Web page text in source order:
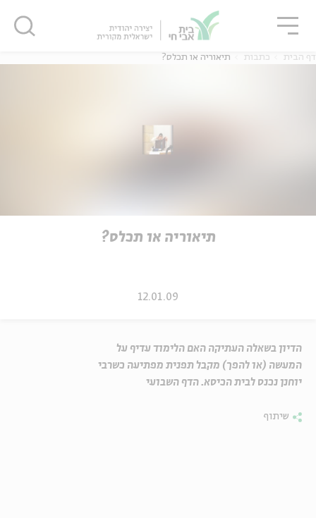
דף הבית כתבות תיאוריה או תכלס?
תיאוריה או תכלס?
12.01.09
הדיון בשאלה העתיקה האם הלימוד עדיף על
המעשה (או להפך) מקבל תפנית מפתיעה כשרבי
יוחנן נכנס לבית הכיסא. הדף השבועי
שיתוף
סגור